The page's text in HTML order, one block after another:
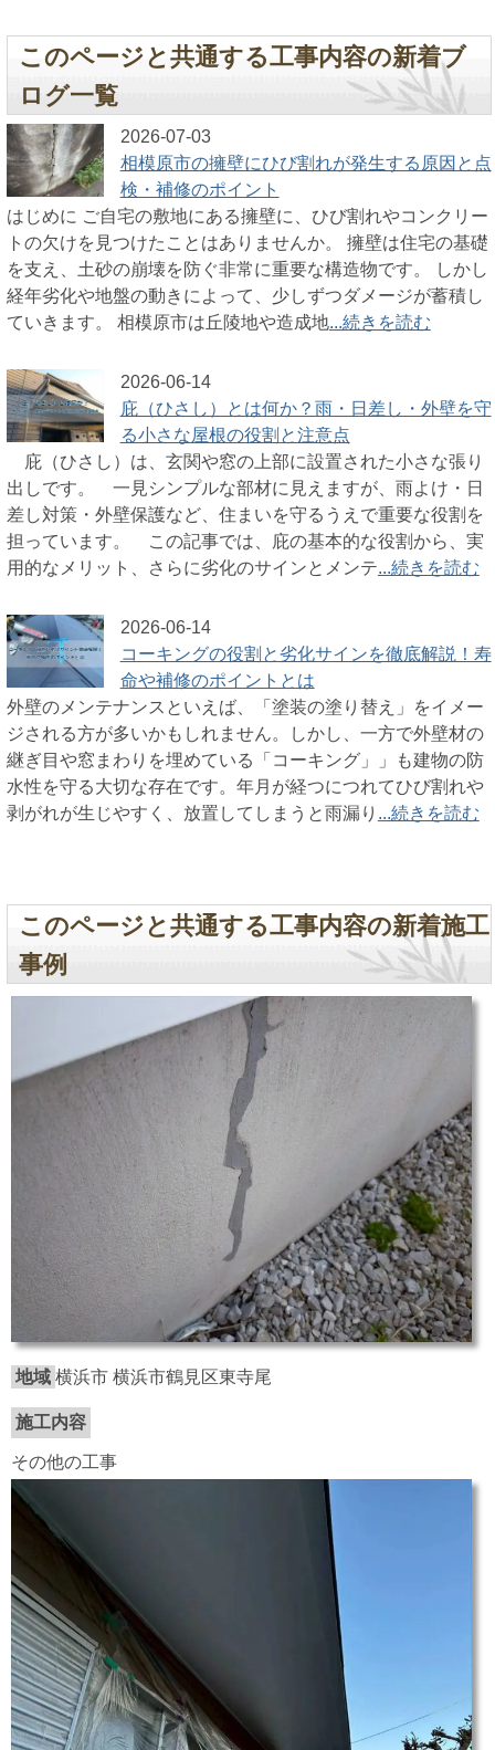
このページと共通する工事内容の新着ブ
ログ一覧
2026-07-03
相模原市の擁壁にひび割れが発生する原因と点
検・補修のポイント
はじめに ご自宅の敷地にある擁壁に、ひび割れやコンクリー
トの欠けを見つけたことはありませんか。 擁壁は住宅の基礎
を支え、土砂の崩壊を防ぐ非常に重要な構造物です。 しかし
経年劣化や地盤の動きによって、少しずつダメージが蓄積し
ていきます。 相模原市は丘陵地や造成地...続きを読む
2026-06-14
庇（ひさし）とは何か？雨・日差し・外壁を守
る小さな屋根の役割と注意点
庇（ひさし）は、玄関や窓の上部に設置された小さな張り
出しです。 一見シンプルな部材に見えますが、雨よけ・日
差し対策・外壁保護など、住まいを守るうえで重要な役割を
担っています。 この記事では、庇の基本的な役割から、実
用的なメリット、さらに劣化のサインとメンテ...続きを読む
2026-06-14
コーキングの役割と劣化サインを徹底解説！寿
命や補修のポイントとは
外壁のメンテナンスといえば、「塗装の塗り替え」をイメー
ジされる方が多いかもしれません。しかし、一方で外壁材の
継ぎ目や窓まわりを埋めている「コーキング」」も建物の防
水性を守る大切な存在です。年月が経つにつれてひび割れや
剥がれが生じやすく、放置してしまうと雨漏り ...続きを読む
このページと共通する工事内容の新着施工
事例
地域 横浜市 横浜市鶴見区東寺尾
施工内容
その他の工事